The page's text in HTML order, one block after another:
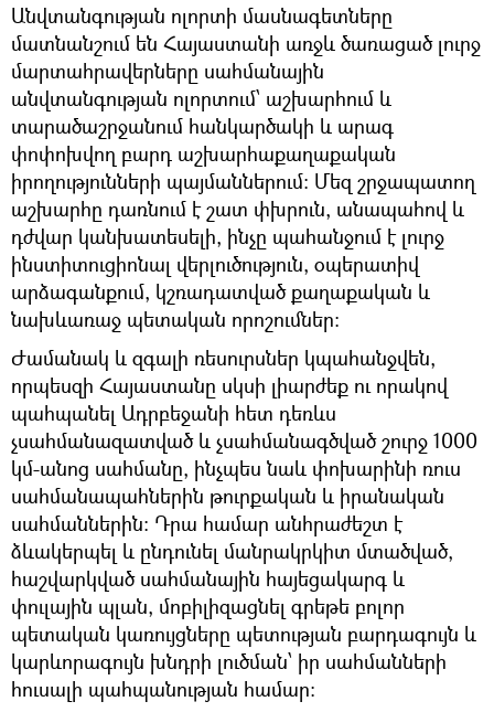
Անվտանգության ոլորտի մասնագետները
մատնանշում են Հայաստանի առջև ծառացած լուրջ
մարտահրավերները սահմանային
անվտանգության ոլորտում՝ աշխարհում և
տարածաշրջանում հանկարծակի և արագ
փոփոխվող բարդ աշխարհաքաղաքական
իրողությունների պայմաններում։ Մեզ շրջապատող
աշխարհը դառնում է շատ փխրուն, անապահով և
դժվար կանխատեսելի, ինչը պահանջում է լուրջ
ինստիտուցիոնալ վերլուծություն, օպերատիվ
արձագանքում, կշռադատված քաղաքական և
նախևառաջ պետական որոշումներ։
Ժամանակ և զգալի ռեսուրսներ կպահանջվեն,
որպեսզի Հայաստանը սկսի լիարժեք ու որակով
պահպանել Ադրբեջանի հետ դեռևս
չսահմանազատված և չսահմանագծված շուրջ 1000
կմ-անոց սահմանը, ինչպես նաև փոխարինի ռուս
սահմանապահներին թուրքական և իրանական
սահմաններին։ Դրա համար անհրաժեշտ է
ձևակերպել և ընդունել մանրակրկիտ մտածված,
հաշվարկված սահմանային հայեցակարգ և
փուլային պլան, մոբիլիզացնել գրեթե բոլոր
պետական կառույցները պետության բարդագույն և
կարևորագույն խնդրի լուծման՝ իր սահմանների
հուսալի պահպանության համար։